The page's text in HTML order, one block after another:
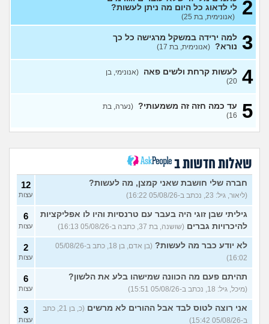
יש לי נשירת סטרס ואני נכנסת
לשנה קשה יותר מה אני עושה?
(אנונימית מתולתלת, בת 16)
הן לא אוהבות את זה?
(אריה, בן 26)
איך להתמודד עם הערות על
המשקל שלי?
(אישה, בת 21)
על ריח רע מהנרתיק
(אינה,
בת 32)
מהי האינדיקציה ההכי טובה
11
אני מתבייש ולא יודע מה
לעשות בקיץ בים או בריכה
(אנונימי, בן 13)
רופא שיניים נזף בי, דמעתי כל
הטיפול
(תות, בת 34)
6
עד כמה אני מבלבלת בנות
באופן הלבוש שלי והדיבור שלי,
צריכה עצה
(עדן, בת 24)
4
עצות
האם אימוני קליסטניקס באמת
טובים יותר?
(מתלבט, בן 32)
4
עצות
בת 16, והשיער שלי ממש נושר
ואני לא יודעת מה לעשות?
(אליאנה, בת 16)
2 לי לדאוג כל היום מה ניתן לעשות?
(אנונימית, בת 25)
3 למה ירידה במשקל מרגישה כל כך
נורא? (אנונימית, בת 17)
4 לעשות קרחת ולשים פאה (אנונימי, בן
20)
5 עד כמה חזה זה משמעותי? (נערה, בת
16)
שאלות חדשות ב
חברה שלי חושבת שאני קמצן, מה לעשות?
(ליאור, גיל: 23, נכתב ב-05/08/26 16:22)
12
עצות
גיליתי שבן זוגי היה בעבר עם טרנסיות והיו לו אפליקציות
להיכרויות גברים (שושנה, בת 37, כתבה ב-05/08/26 16:13)
6
עצות
לא יודע כבר מה לעשות?
(בן אדם, בן 18, כתב ב-05/08/26
16:02)
2
עצות
תהיתם פעם מה הכוונה שמישהו בלע את הלשון?
(מיכל, גיל: 18, נכתב ב-05/08/26 15:51)
6
עצות
אני רוצה לטוס לבד אבל ההורים לא מרשים
(כ, בן 21, כתב
ב-05/08/26 15:42)
3
עצות